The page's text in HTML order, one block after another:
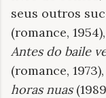
seus outros
(romance, 1954),
Antes do baile
(romance, 1973),
horas nuas